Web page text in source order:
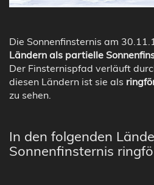
Die Sonnenfinsternis am
Ländern als partielle
Der Finsternispfad verläuft
diesen Ländern ist sie als
zu sehen.
In den folgenden
Sonnenfinsternis